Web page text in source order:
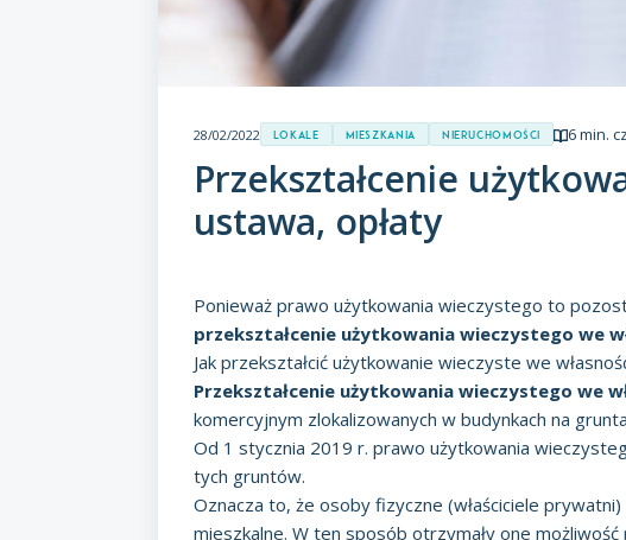
28/02/2022 Lokale Mieszkania Nieruchomości 6 min.
Przekształcenie
ustawa, opłaty
Ponieważ prawo użytkowania wieczystego to
przekształcenie użytkowania wieczystego we
Jak przekształcić użytkowanie wieczyste we
Przekształcenie użytkowania wieczystego we
komercyjnym zlokalizowanych w budynkach na
Od 1 stycznia 2019 r. prawo użytkowania
tych gruntów.
Oznacza to, że osoby fizyczne (właściciele
mieszkalne. W ten sposób otrzymały one